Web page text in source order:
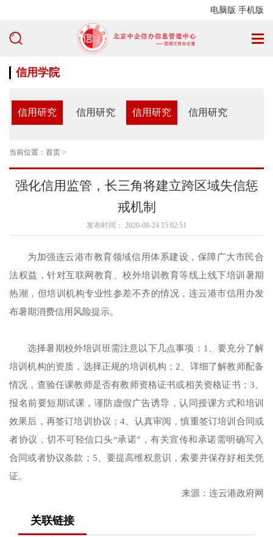
电脑版 手机版
信用学院
信用研究 信用研究 信用研究 信用研究
当前位置： 首页 >
强化信用监管，长三角将建立跨区域失信惩
戒机制
发布时间： 2020-08-24 15:02:51
为加强连云港市教育领域信用体系建设，保障广大市民合
法权益，针对互联网教育、校外培训教育等线上线下培训暑期
热潮，但培训机构专业性参差不齐的情况，连云港市信用办发
布暑期消费信用风险提示。
选择暑期校外培训班需注意以下几点事项：1、要充分了解
培训机构的资质，选择正规的培训机构；2、详细了解教师配备
情况，查验任课教师是否有教师资格证书或相关资格证书；3、
报名前要短期试课，谨防虚假广告诱导，认同授课方式和培训
效果后，再签订培训协议；4、认真审阅，慎重签订培训合同或
者协议，切不可轻信口头“承诺”，有关宣传和承诺需明确写入
合同或者协议条款；5、要提高维权意识，索要并保存好相关凭
证。
来源：连云港政府网
关联链接